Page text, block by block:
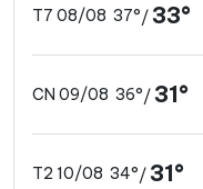
T7 08/08 37°/ 33°
CN 09/08 36°/ 31°
T2 10/08 34°/ 31°